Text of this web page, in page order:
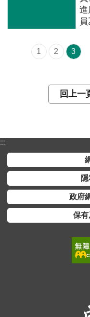
常
答
子
報
進
員
1 2
3
回上一
:::
政府
保